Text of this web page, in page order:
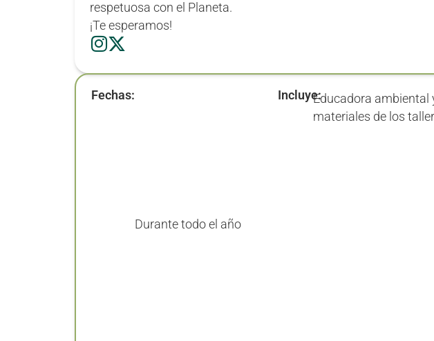
respetuosa con el Planeta.
¡Te esperamos!
Fechas:
Durante todo el año
Incluye:Educadora ambiental
materiales de los